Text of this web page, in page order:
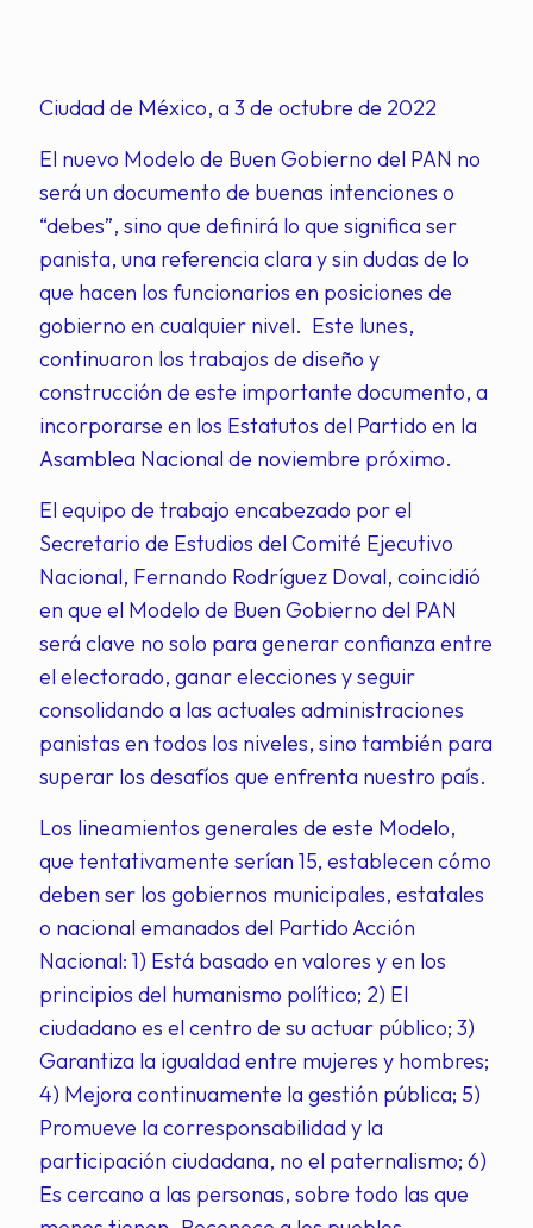
Ciudad de México, a 3 de octubre de 2022
El nuevo Modelo de Buen Gobierno del PAN no
será un documento de buenas intenciones o
“debes”, sino que definirá lo que significa ser
panista, una referencia clara y sin dudas de lo
que hacen los funcionarios en posiciones de
gobierno en cualquier nivel. Este lunes,
continuaron los trabajos de diseño y
construcción de este importante documento, a
incorporarse en los Estatutos del Partido en la
Asamblea Nacional de noviembre próximo.
El equipo de trabajo encabezado por el
Secretario de Estudios del Comité Ejecutivo
Nacional, Fernando Rodríguez Doval, coincidió
en que el Modelo de Buen Gobierno del PAN
será clave no solo para generar confianza entre
el electorado, ganar elecciones y seguir
consolidando a las actuales administraciones
panistas en todos los niveles, sino también para
superar los desafíos que enfrenta nuestro país.
Los lineamientos generales de este Modelo,
que tentativamente serían 15, establecen cómo
deben ser los gobiernos municipales, estatales
o nacional emanados del Partido Acción
Nacional: 1) Está basado en valores y en los
principios del humanismo político; 2) El
ciudadano es el centro de su actuar público; 3)
Garantiza la igualdad entre mujeres y hombres;
4) Mejora continuamente la gestión pública; 5)
Promueve la corresponsabilidad y la
participación ciudadana, no el paternalismo; 6)
Es cercano a las personas, sobre todo las que